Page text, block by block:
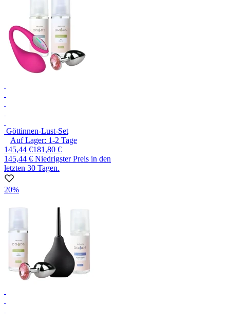
Göttinnen-Lust-Set
Auf Lager: 1-2 Tage
145,44 €181,80 €
145,44 € Niedrigster Preis in den
letzten 30 Tagen.
20%